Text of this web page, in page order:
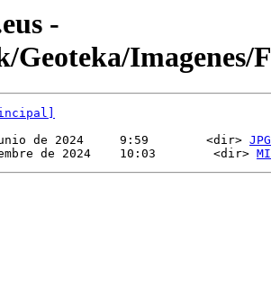
-
Geoteka/Imagenes/
de 2024     9:59        <dir> JPG
de 2024    10:03        <dir>